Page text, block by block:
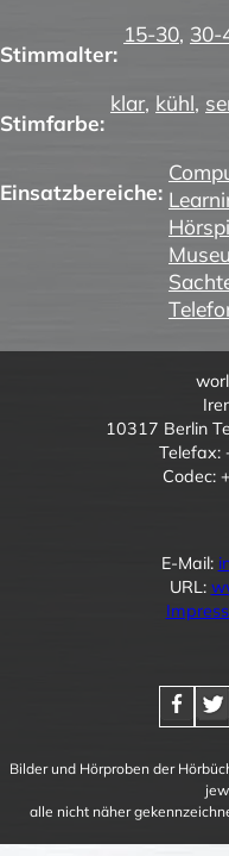
Stimmalter:
15-30, 30-
Stimfarbe:
klar, kühl,
Einsatzbereiche:
10317 Berlin
Telefax:
Codec:
E-Mail:
URL:
Bilder und Hörproben der
alle nicht näher